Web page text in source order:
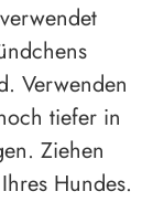
Verwenden
tiefer in
Ziehen
Hundes.